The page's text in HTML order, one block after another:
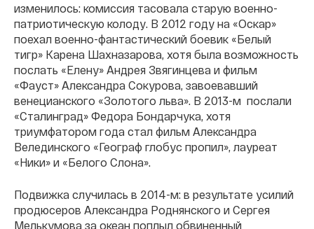
изменилось: комиссия тасовала старую военно-
патриотическую колоду. В 2012 году на «Оскар»
поехал военно-фантастический боевик «Белый
тигр» Карена Шахназарова, хотя была возможность
послать «Елену» Андрея Звягинцева и фильм
«Фауст» Александра Сокурова, завоевавший
венецианского «Золотого льва». В 2013-м послали
«Сталинград» Федора Бондарчука, хотя
триумфатором года стал фильм Александра
Велединского «Географ глобус пропил», лауреат
«Ники» и «Белого Слона».
Подвижка случилась в 2014-м: в результате усилий
продюсеров Александра Роднянского и Сергея
Мелькумова за океан поплыл обвиненный